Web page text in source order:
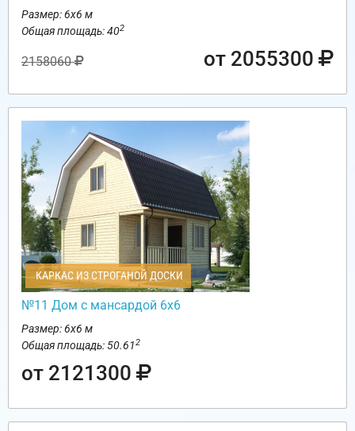
Размер: 6х6 м
Общая площадь: 402
2158060 от 2055300
КАРКАС ИЗ СТРОГАНОЙ ДОСКИ
№11 Дом с мансардой 6х6
Размер: 6х6 м
Общая площадь: 50.612
от 2121300